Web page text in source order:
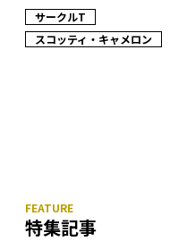
サークルT
スコッティ・キャメロン
特集記事